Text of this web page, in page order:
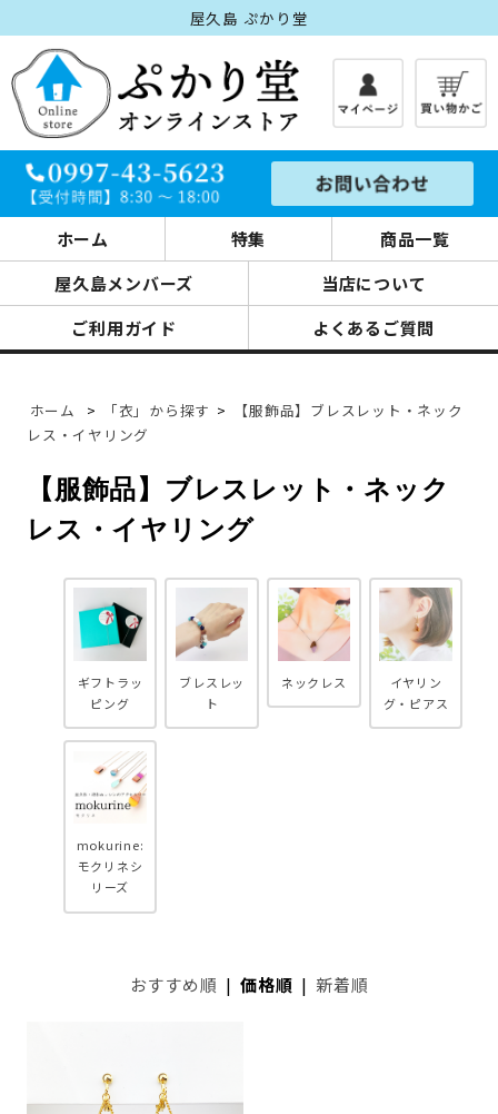
屋久島 ぷかり堂
ホーム 特集
商品一覧
屋久島メンバーズ
当店について
ご利用ガイド
よくあるご質問
ホーム > 「衣」から探す >
【服飾品】ブレスレット・ネック
レス・イヤリング
【服飾品】ブレスレット・ネック
レス・イヤリング
ギフトラッ
ピング
ブレスレッ
ト
ネックレス
イヤリン
グ・ピアス
mokurine:
モクリネシ
リーズ
おすすめ順 |価格順 | 新着順